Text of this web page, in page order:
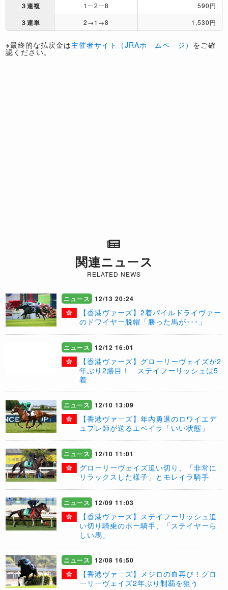
３連複 1ー2ー8 590円
３連単 2→1→8 1,530円
※最終的な払戻金は主催者サイト（JRAホームページ） をご確
認ください。
関連ニュース
RELATED NEWS
ニュース 12/13 20:24
【香港ヴァーズ】2着パイルドライヴァー
のドワイヤー脱帽「勝った馬が･･･」
ニュース 12/12 16:01
【香港ヴァーズ】グローリーヴェイズが2
年ぶり2勝目！ ステイフーリッシュは5
着
ニュース 12/10 13:09
【香港ヴァーズ】年内勇退のロワイエデ
ュプレ師が送るエベイラ「いい状態」
ニュース 12/10 11:01
グローリーヴェイズ追い切り、「非常に
リラックスした様子」とモレイラ騎手
ニュース 12/09 11:03
【香港ヴァーズ】ステイフーリッシュ追
い切り騎乗のホー騎手、「ステイヤーら
しい馬」
ニュース 12/08 16:50
【香港ヴァーズ】メジロの血再び！グロ
ーリーヴェイズ2年ぶり制覇を狙う